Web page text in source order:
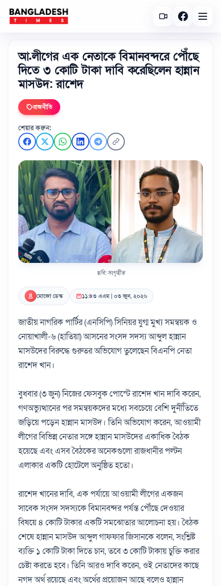
আ.লীগের এক নেতাকে বিমানবন্দরে পৌঁছে
দিতে ৩ কোটি টাকা দাবি করেছিলেন হান্নান
মাসউদ: রাশেদ
রাজনীতি
শেয়ার করুন:
ছবি: সংগৃহীত
মোজো ডেস্ক ১১:৪৩ এএম | ০৩ জুন, ২০২৬
জাতীয় নাগরিক পার্টির (এনসিপি) সিনিয়র যুগ্ম মুখ্য সমন্বয়ক ও
নোয়াখালী-৬ (হাতিয়া) আসনের সংসদ সদস্য আব্দুল হান্নান
মাসউদের বিরুদ্ধে গুরুতর অভিযোগ তুলেছেন বিএনপি নেতা
রাশেদ খান।
বুধবার (৩ জুন) নিজের ফেসবুক পোস্টে রাশেদ খান দাবি করেন,
গণঅভ্যুত্থানের পর সমন্বয়কদের মধ্যে সবচেয়ে বেশি দুর্নীতিতে
জড়িয়ে পড়েন হান্নান মাসউদ। তিনি অভিযোগ করেন, আওয়ামী
লীগের বিভিন্ন নেতার সঙ্গে হান্নান মাসউদের একাধিক বৈঠক
হয়েছে এবং এসব বৈঠকের অনেকগুলো রাজধানীর পল্টন
এলাকার একটি হোটেলে অনুষ্ঠিত হতো।
রাশেদ খানের দাবি, এক পর্যায়ে আওয়ামী লীগের একজন
সাবেক সংসদ সদস্যকে বিমানবন্দর পর্যন্ত পৌঁছে দেওয়ার
বিষয়ে ৪ কোটি টাকার একটি সমঝোতার আলোচনা হয়। বৈঠক
শেষে হান্নান মাসউদ আব্দুল গাফফার জিসানকে বলেন, সংশ্লিষ্ট
ব্যক্তি ১ কোটি টাকা দিতে চান, তবে ৩ কোটি টাকায় চুক্তি করার
চেষ্টা করতে হবে। তিনি আরও দাবি করেন, ওই নেতাদের কাছে
নগদ অর্থ রয়েছে এবং অর্থের প্রয়োজন আছে বলেও হান্নান